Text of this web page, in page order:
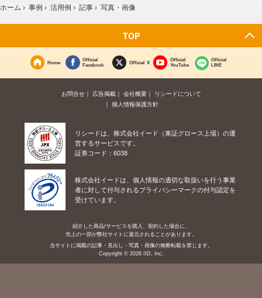
ホーム › 事例 › 活用例 › 記事 › 写真・画像
TOP
Home
Official
Facebook
Official X
Official
YouTube
Official
LINE
お問合せ 広告掲載 会社概要
リシードについて
個人情報保護方針
リシードは、株式会社イード（東証グロース上場）の運
営するサービスです。
証券コード：6038
株式会社イードは、個人情報の適切な取扱いを行う事業
者に対して付与されるプライバシーマークの付与認定を
受けています。
紹介した商品/サービスを購入、契約した場合に、
売上の一部が弊社サイトに還元されることがあります。
当サイトに掲載の記事・見出し・写真・画像の無断転載を禁じます。
Copyright © 2026 IID, Inc.